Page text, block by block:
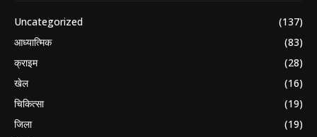
Uncategorized
(137)
आध्यात्मिक
(83)
क्राइम
(28)
खेल
(16)
चिकित्सा
(19)
जिला
(19)